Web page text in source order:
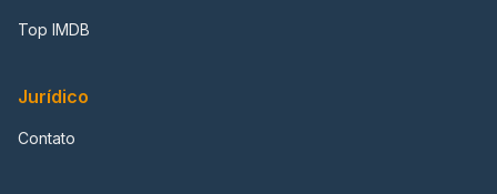
Top IMDB
Jurídico
Contato